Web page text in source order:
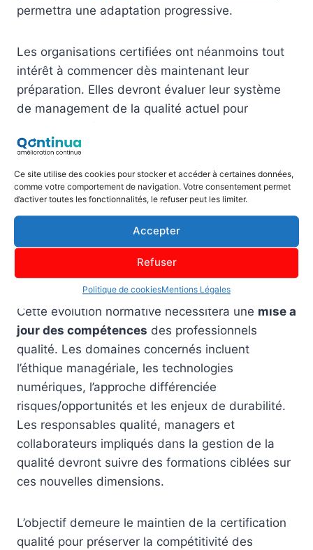
Ce site utilise des cookies pour stocker et accéder à certaines données,
comme votre comportement de navigation. Votre consentement permet
d’activer toutes les fonctionnalités, le refuser peut les limiter.
Accepter
Refuser
Politique de cookiesMentions Légales
permettra une adaptation progressive.
Les organisations certifiées ont néanmoins tout
intérêt à commencer dès maintenant leur
préparation. Elles devront évaluer leur système
de management de la qualité actuel pour
exigences, puis élaborer un plan d’action
Préparation des
professionnels qualité aux
nouveaux enjeux
Cette évolution normative nécessitera une mise à
jour des compétences des professionnels
qualité. Les domaines concernés incluent
l’éthique managériale, les technologies
numériques, l’approche différenciée
risques/opportunités et les enjeux de durabilité.
Les responsables qualité, managers et
collaborateurs impliqués dans la gestion de la
qualité devront suivre des formations ciblées sur
ces nouvelles dimensions.
L’objectif demeure le maintien de la certification
qualité pour préserver la compétitivité des